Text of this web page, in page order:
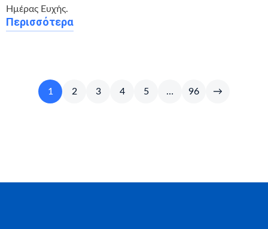
Ημέρας Ευχής.
Περισσότερα
1 2 3 4 5 … 96 →